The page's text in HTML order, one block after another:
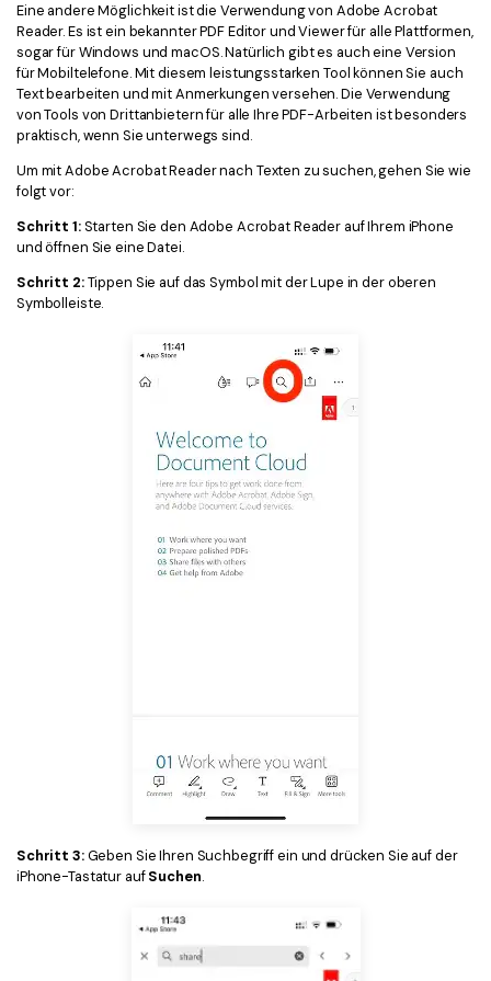
Eine andere Möglichkeit ist die Verwendung von Adobe Acrobat
Reader. Es ist ein bekannter PDF Editor und Viewer für alle Plattformen,
sogar für Windows und macOS. Natürlich gibt es auch eine Version
für Mobiltelefone. Mit diesem leistungsstarken Tool können Sie auch
Text bearbeiten und mit Anmerkungen versehen. Die Verwendung
von Tools von Drittanbietern für alle Ihre PDF-Arbeiten ist besonders
praktisch, wenn Sie unterwegs sind.
Um mit Adobe Acrobat Reader nach Texten zu suchen, gehen Sie wie
folgt vor:
Schritt 1:Starten Sie den Adobe Acrobat Reader auf Ihrem iPhone
und öffnen Sie eine Datei.
Schritt 2:Tippen Sie auf das Symbol mit der Lupe in der oberen
Symbolleiste.
Schritt 3:Geben Sie Ihren Suchbegriff ein und drücken Sie auf der
iPhone-Tastatur aufSuchen.